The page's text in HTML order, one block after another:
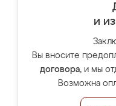
и
Вы вносите
договора, и мы
Возможна